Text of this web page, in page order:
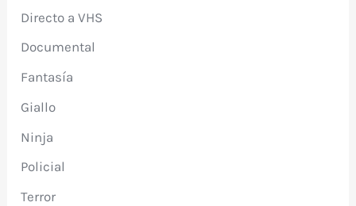
Directo a VHS
Documental
Fantasía
Giallo
Ninja
Policial
Terror